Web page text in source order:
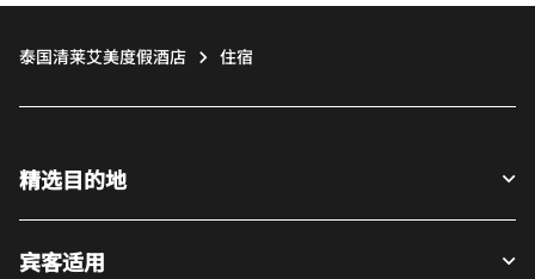
泰国清莱艾美度假酒店 住宿
精选目的地
宾客适用